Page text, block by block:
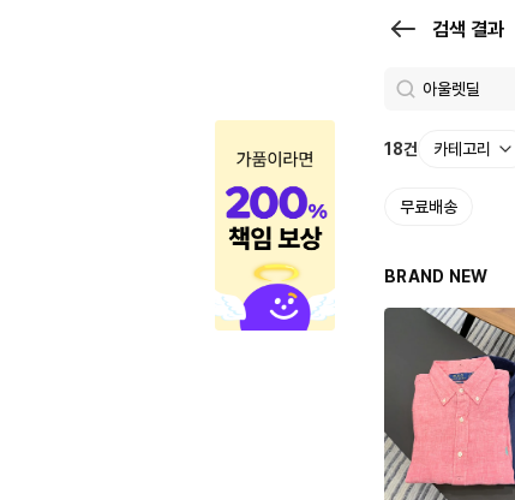
검색 결과
과
로
켓
18건 카테고리
무료배송
BRAND NEW